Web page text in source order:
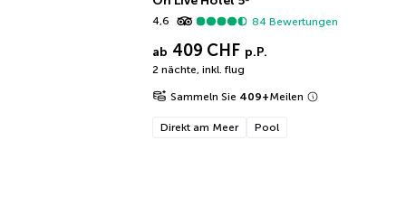
4,6
84 Bewertungen
ab 409 CHF p.P.
2 nächte, inkl. flug
Sammeln Sie 409+Meilen
Direkt am Meer Pool